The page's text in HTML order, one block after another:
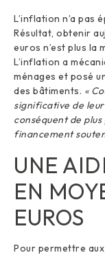
L’inflation n’a pas
Résultat, obtenir
euros n’est plus la
L’inflation a
ménages et posé
des bâtiments. «
significative de
conséquent de
financement
UNE
EN
EUROS
Pour permettre